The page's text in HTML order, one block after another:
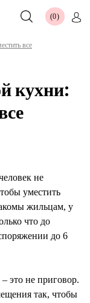
0
все
кухни:
не
уместить
жильцам, у
что до
до 6
это не приговор.
так, чтобы